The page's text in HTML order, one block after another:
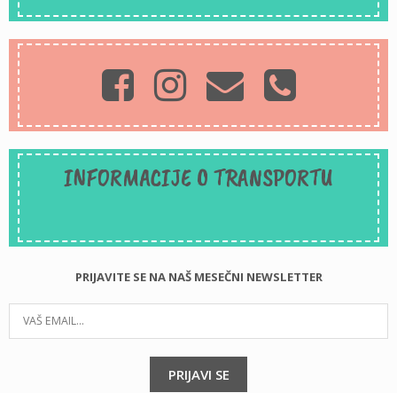
INFORMACIJE O TRANSPORTU
PRIJAVITE SE NA NAŠ MESEČNI NEWSLETTER
PRIJAVI SE